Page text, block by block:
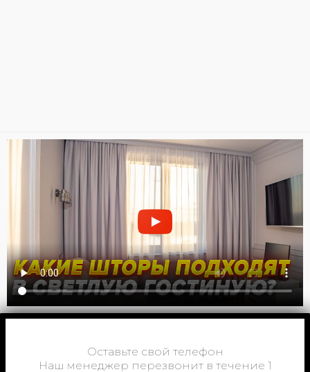
Оставьте свой телефон
Наш менеджер перезвонит в течение 1